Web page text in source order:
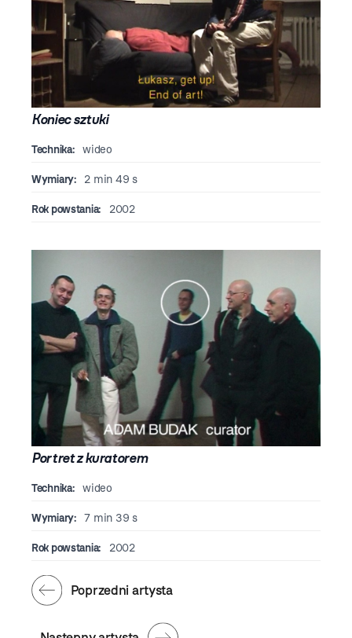
Koniec sztuki
Technika: wideo
Wymiary: 2 min 49 s
Rok powstania: 2002
Portret z kuratorem
Technika: wideo
Wymiary: 7 min 39 s
Rok powstania: 2002
Poprzedni artysta